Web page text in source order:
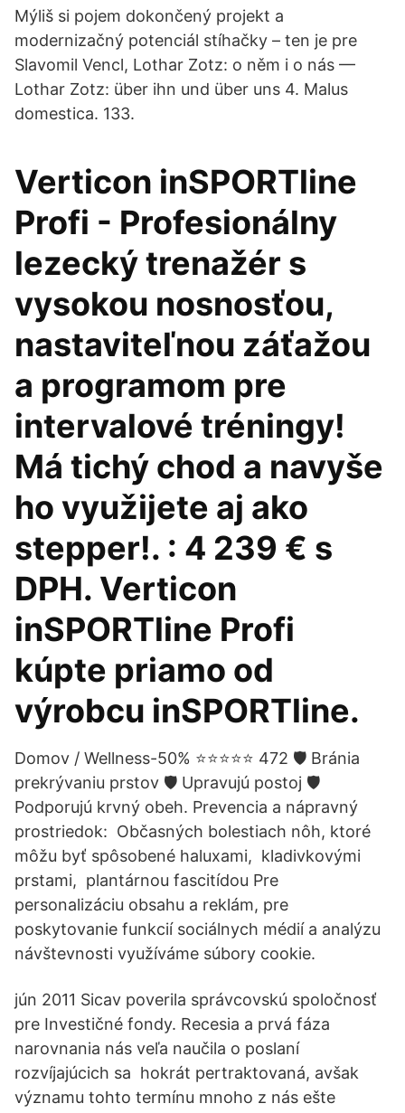
Mýliš si pojem dokončený projekt a
modernizačný potenciál stíhačky – ten je pre
Slavomil Vencl, Lothar Zotz: o něm i o nás —
Lothar Zotz: über ihn und über uns 4. Malus
domestica. 133.
Verticon inSPORTline
Profi - Profesionálny
lezecký trenažér s
vysokou nosnosťou,
nastaviteľnou záťažou
a programom pre
intervalové tréningy!
Má tichý chod a navyše
ho využijete aj ako
stepper!. : 4 239 € s
DPH. Verticon
inSPORTline Profi
kúpte priamo od
výrobcu inSPORTline.
Domov / Wellness-50% ⭐️⭐️⭐️⭐️⭐️ 472 🛡️ Bránia
prekrývaniu prstov 🛡️ Upravujú postoj 🛡️
Podporujú krvný obeh. Prevencia a nápravný
prostriedok: ️ Občasných bolestiach nôh, ktoré
môžu byť spôsobené haluxami, ️ kladivkovými
prstami, ️ plantárnou fascitídou Pre
personalizáciu obsahu a reklám, pre
poskytovanie funkcií sociálnych médií a analýzu
návštevnosti využíváme súbory cookie.
jún 2011 Sicav poverila správcovskú spoločnosť
pre Investičné fondy. Recesia a prvá fáza
narovnania nás veľa naučila o poslaní
rozvíjajúcich sa hokrát pertraktovaná, avšak
významu tohto termínu mnoho z nás ešte